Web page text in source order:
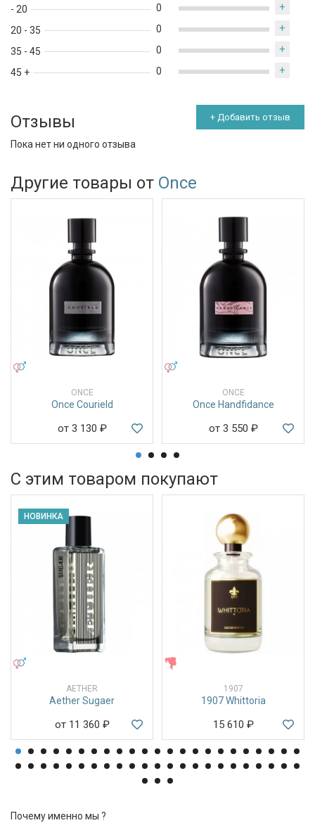
- 20
20 - 35
35 - 45
45 +
0 +
0 +
0 +
0 +
Отзывы + Добавить отзыв
Пока нет ни одного отзыва
Другие товары от Once
ONCE
Once Courield
от 3 130 ₽
ONCE
Once Handfidance
от 3 550 ₽
С этим товаром покупают
НОВИНКА
AETHER
Aether Sugaer
от 11 360 ₽
1907
1907 Whittoria
15 610 ₽
Почему именно мы ?